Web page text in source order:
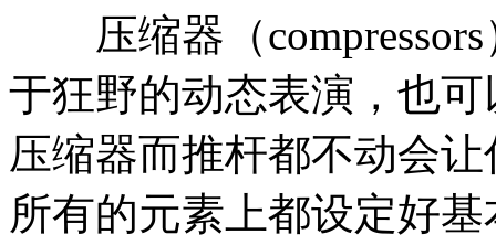
压缩器（compressors
于狂野的动态表演，也
压缩器而推杆都不动会
所有的元素上都设定好